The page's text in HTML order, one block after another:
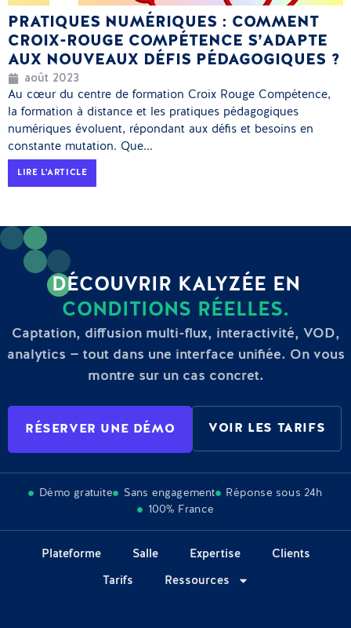
PRATIQUES NUMÉRIQUES : COMMENT
CROIX-ROUGE COMPÉTENCE S’ADAPTE
AUX NOUVEAUX DÉFIS PÉDAGOGIQUES ?
août 2023
Au cœur du centre de formation Croix Rouge Compétence,
la formation à distance et les pratiques pédagogiques
numériques évoluent, répondant aux défis et besoins en
constante mutation. Que...
LIRE L'ARTICLE
DÉCOUVRIR KALYZÉE EN
CONDITIONS RÉELLES.
Captation, diffusion multi-flux, interactivité, VOD,
analytics — tout dans une interface unifiée. On vous
montre sur un cas concret.
RÉSERVER UNE DÉMO VOIR LES TARIFS
Démo gratuite Sans engagement
Réponse sous 24h
100% France
Plateforme Salle Expertise Clients
Tarifs Ressources